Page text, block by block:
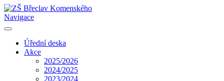
Navigace
Úřední deska
Akce
2025/2026
2024/2025
2023/2024